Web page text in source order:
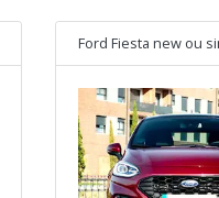
Ford Fiesta new ou